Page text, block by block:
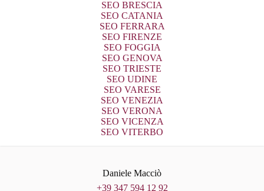
SEO BRESCIA
SEO CATANIA
SEO FERRARA
SEO FIRENZE
SEO FOGGIA
SEO GENOVA
SEO TRIESTE
SEO UDINE
SEO VARESE
SEO VENEZIA
SEO VERONA
SEO VICENZA
SEO VITERBO
Daniele Macciò
+39 347 594 12 92